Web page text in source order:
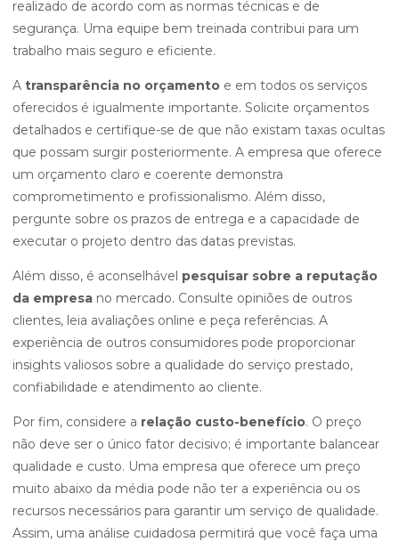
realizado de acordo com as normas técnicas e de
segurança. Uma equipe bem treinada contribui para um
trabalho mais seguro e eficiente.
A transparência no orçamento e em todos os serviços
oferecidos é igualmente importante. Solicite orçamentos
detalhados e certifique-se de que não existam taxas ocultas
que possam surgir posteriormente. A empresa que oferece
um orçamento claro e coerente demonstra
comprometimento e profissionalismo. Além disso,
pergunte sobre os prazos de entrega e a capacidade de
executar o projeto dentro das datas previstas.
Além disso, é aconselhável pesquisar sobre a reputação
da empresa no mercado. Consulte opiniões de outros
clientes, leia avaliações online e peça referências. A
experiência de outros consumidores pode proporcionar
insights valiosos sobre a qualidade do serviço prestado,
confiabilidade e atendimento ao cliente.
Por fim, considere a relação custo-benefício. O preço
não deve ser o único fator decisivo; é importante balancear
qualidade e custo. Uma empresa que oferece um preço
muito abaixo da média pode não ter a experiência ou os
recursos necessários para garantir um serviço de qualidade.
Assim, uma análise cuidadosa permitirá que você faça uma